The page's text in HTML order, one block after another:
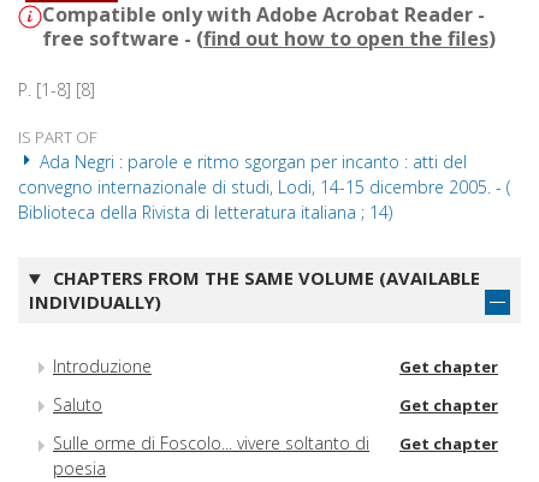
Compatible only with Adobe Acrobat Reader -
free software - (find out how to open the files)
P. [1-8] [8]
IS PART OF
Ada Negri : parole e ritmo sgorgan per incanto : atti del
convegno internazionale di studi, Lodi, 14-15 dicembre 2005. - (
Biblioteca della Rivista di letteratura italiana ; 14)
CHAPTERS FROM THE SAME VOLUME (AVAILABLE
INDIVIDUALLY)
Introduzione Get chapter
Saluto Get chapter
Sulle orme di Foscolo... vivere soltanto di
poesia
Get chapter